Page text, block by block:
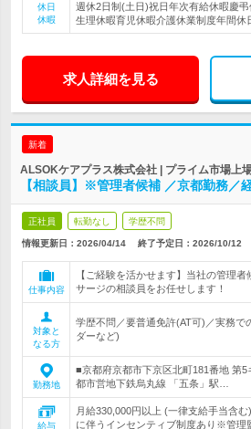
休日
休暇
週休2日制(土日)祝日年次有給休暇慶
生理休暇育児休暇介護休業制度年間休
求人詳細を見る
新着
ALSOKケアプラス株式会社 | プライム市場上
【相談員】※管理者候補 ／京都勤務／
正社員 転勤なし 学歴不問
情報更新日：2026/04/14 終了予定日： 2026/10/12
仕事内容
【ご経験を活かせます】当社の管理
サージの相談員をお任せします！
対象と
なる方
学歴不問／要普通免許(AT可)／実務で
ダーなど)
勤務地
■京都府京都市下京区北町181番地 第
都市営地下鉄烏丸線 「五条」駅…
給与
月給330,000円以上 (一律支給手当含
に伴うインセンティブ制度あり※管理